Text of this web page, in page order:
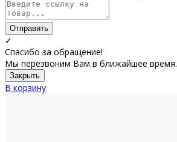
Отправить
✓
Спасибо за обращение!
Мы перезвоним Вам в ближайшее время.
Закрыть
В корзину